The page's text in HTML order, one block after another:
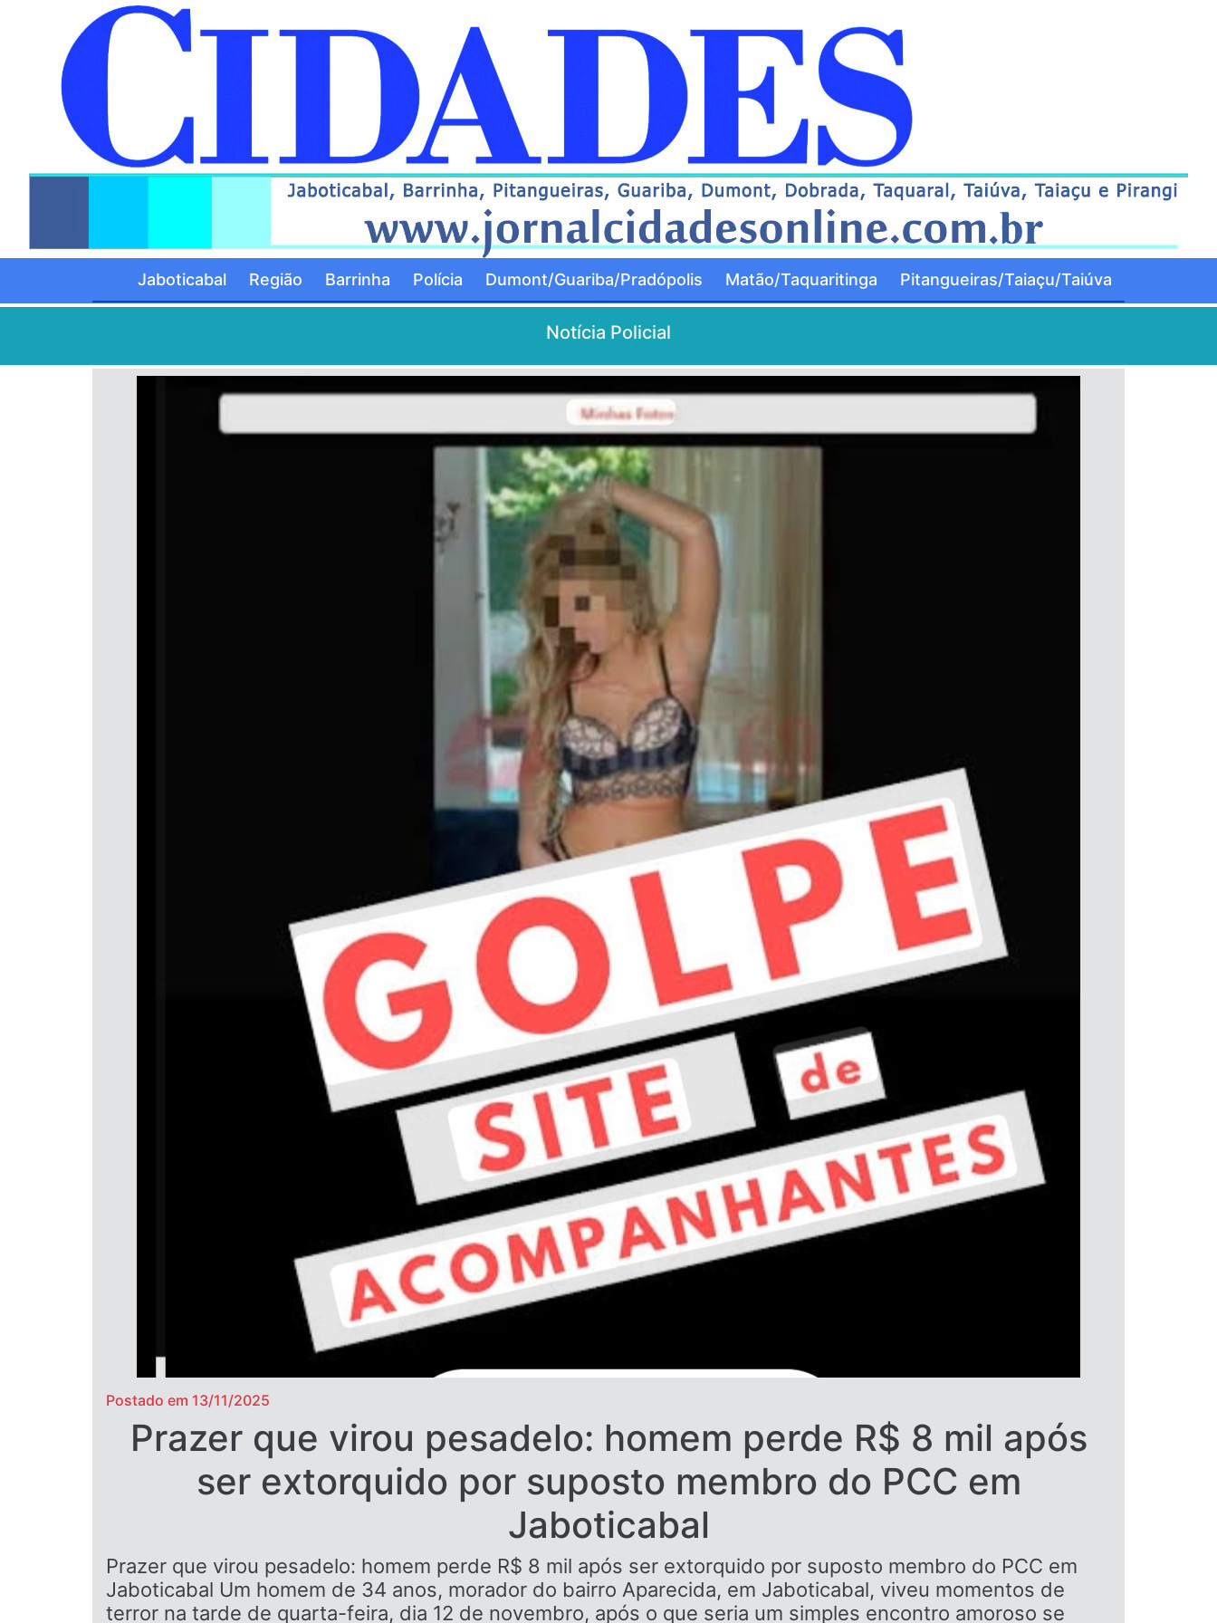
Jaboticabal Região Barrinha Polícia Dumont/Guariba/Pradópolis Matão/Taquaritinga Pitangueiras/Taiaçu/Taiúva
Notícia Policial
Postado em 13/11/2025
Prazer que virou pesadelo: homem perde R$ 8 mil após
ser extorquido por suposto membro do PCC em
Jaboticabal
Prazer que virou pesadelo: homem perde R$ 8 mil após ser extorquido por suposto membro do PCC em
Jaboticabal Um homem de 34 anos, morador do bairro Aparecida, em Jaboticabal, viveu momentos de
terror na tarde de quarta-feira, dia 12 de novembro, após o que seria um simples encontro amoroso se